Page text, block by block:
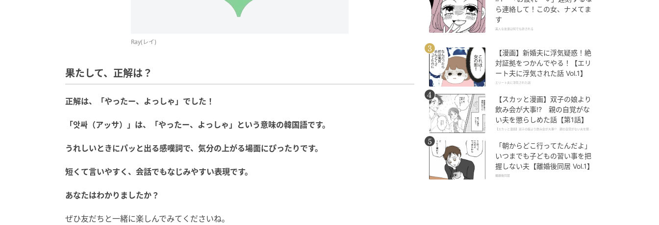
Ray(レイ)
果たして、正解は？
正解は、 「やったー、 よっしゃ」 でした！
「앗싸（アッサ）」 は、「やったー、 よっしゃ」 という意味の韓国語です。
うれしいときにパッ と出る感嘆詞で、 気分の上がる場面にぴったりです。
短く て言いやすく、 会話でもなじみやすい表現です。
あなたはわかりましたか？
ぜひ友だちと一緒に楽しんでみてくださいね。
ら連絡して！この女、ナメてま
す
美人な友達は何でも許される
【漫画】新婚夫に浮気疑惑！絶
対証拠をつかんでやる！【エリ
ート夫に浮気された話 Vol.1】
エリート夫に浮気された話
【スカッと漫画】双子の娘より
飲み会が大事!? 親の自覚がな
い夫を懲らしめた話【第1話】
【スカッと漫画】双子の娘より飲み会が大事!? 親の自覚がない夫を懲ら
「朝からどこ行ってたんだよ」
いつまでも子どもの習い事を把
握しない夫【離婚後同居 Vol.1】
離婚後同居